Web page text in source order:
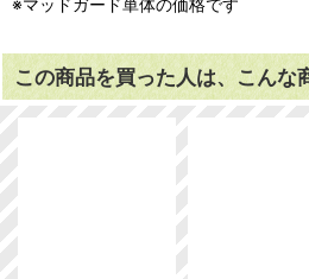
※マッドガード単体の価格です
この商品を買った人は、こんな